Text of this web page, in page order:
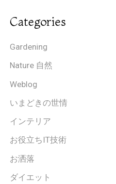
Categories
Gardening
Nature 自然
Weblog
いまどきの世情
インテリア
お役立ちIT技術
お洒落
ダイエット